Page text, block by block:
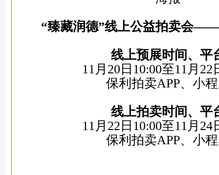
“臻藏润德”线上公益拍卖会
线上预展时间、平
11月20日10:00至11月22
保利拍卖APP、小
线上拍卖时间、平
11月22日10:00至11月24
保利拍卖APP、小